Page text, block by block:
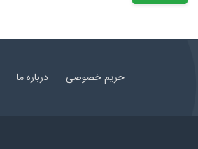
حریم خصوصی درباره ما